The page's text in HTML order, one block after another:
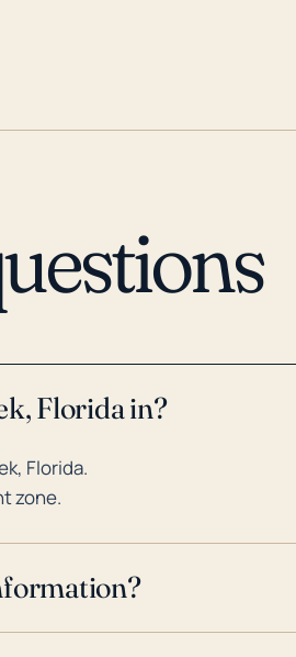
región, causando daños y
tormenta y las fuertes lluvias
obligando a los
monitorear los avisos oficiales
de junio a noviembre,
Florida in?
Florida.
zone.